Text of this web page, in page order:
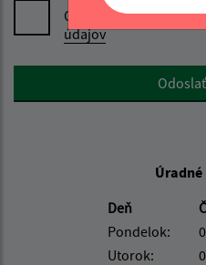
Oboznámil som sa so
údajov
Google reCaptcha Response
Deň
Pondelok:
Utorok: